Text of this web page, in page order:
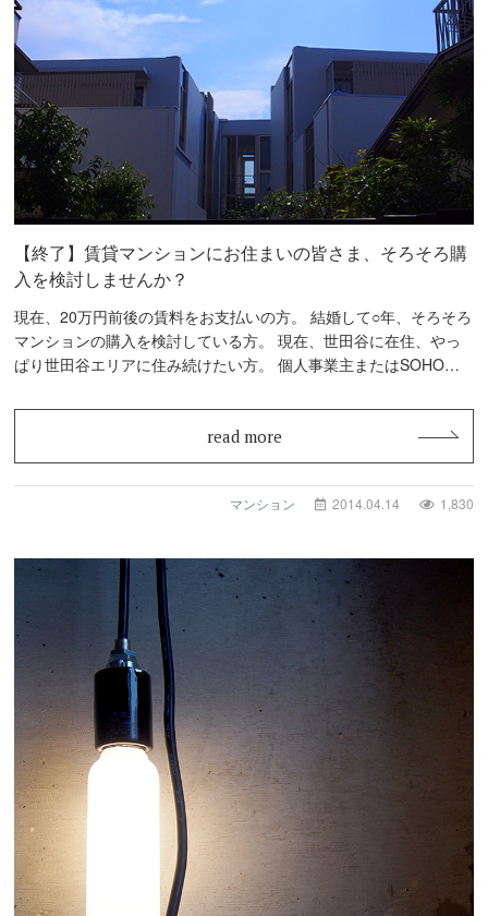
【終了】賃貸マンションにお住まいの皆さま、そろそろ購
入を検討しませんか？
現在、20万円前後の賃料をお支払いの方。 結婚して○年、そろそろ
マンションの購入を検討している方。 現在、世田谷に在住、やっ
ぱり世田谷エリアに住み続けたい方。 個人事業主またはSOHOで
read more
マンション 2014.04.14 1,830